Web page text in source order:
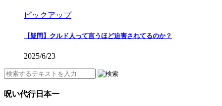
ピックアップ
【疑問】クルド人って言うほど迫害されてるのか？
2025/6/23
呪い代行日本一